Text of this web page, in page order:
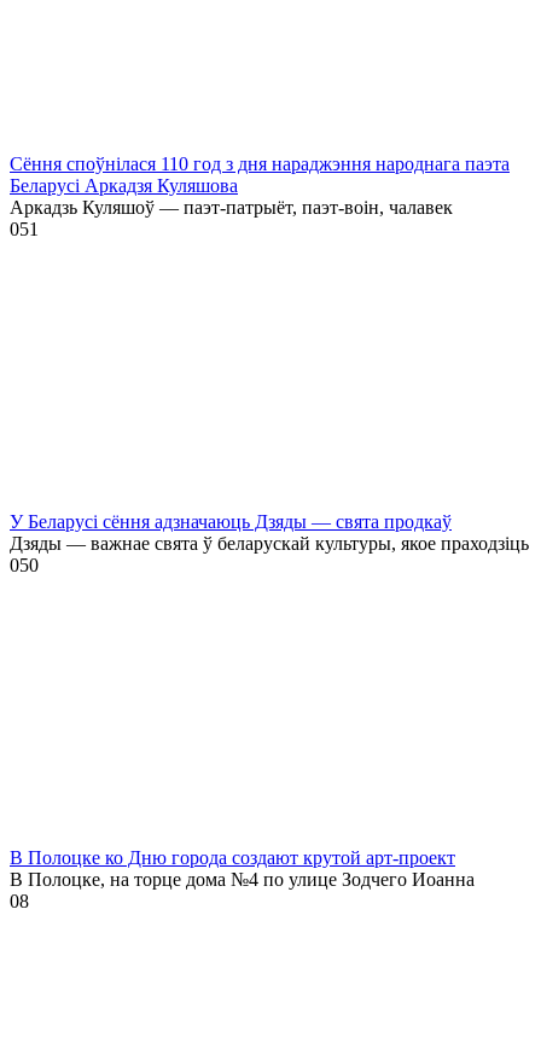
Сёння споўнілася 110 год з дня нараджэння народнага паэта
Беларусі Аркадзя Куляшова
Аркадзь Куляшоў — паэт-патрыёт, паэт-воін, чалавек
051
У Беларусі сёння адзначаюць Дзяды — свята продкаў
Дзяды — важнае свята ў беларускай культуры, якое праходзіць
050
В Полоцке ко Дню города создают крутой арт-проект
В Полоцке, на торце дома №4 по улице Зодчего Иоанна
08